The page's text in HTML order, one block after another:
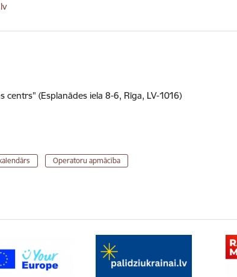
centrs" (Esplanādes iela 8-6, Rīga, LV-1016)
Operatoru apmācība